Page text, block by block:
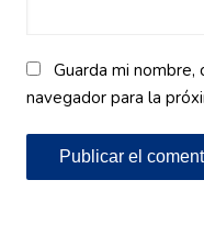
Guarda mi
navegador para la